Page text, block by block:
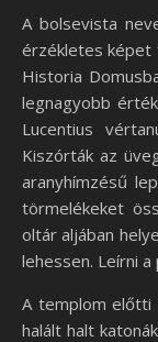
A bolsevista
érzékletes képet
Historia
legnagyobb
Lucentius
Kiszórták az
aranyhímzésű
törmelékeket
oltár aljában
lehessen. Leírni
A templom előtti
halált halt